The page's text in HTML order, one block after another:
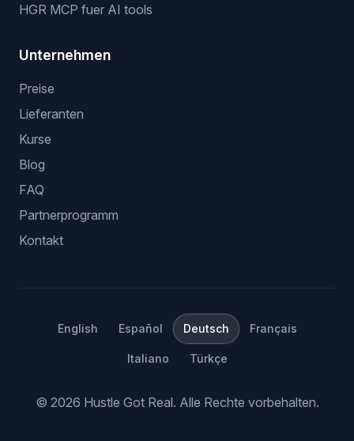
HGR MCP fuer AI tools
Unternehmen
Preise
Lieferanten
Kurse
Blog
FAQ
Partnerprogramm
Kontakt
English Español Deutsch Français
Italiano Türkçe
© 2026 Hustle Got Real. Alle Rechte vorbehalten.